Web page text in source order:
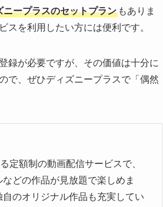
ープラスのセットプラン もありま
を利用したい方には便利です。
録が必要ですが、その価値は十分に
で、ぜひディズニープラスで「偶然
定額制の動画配信サービスで、
どの作品が見放題で楽しめま
のオリジナル作品も充実してい